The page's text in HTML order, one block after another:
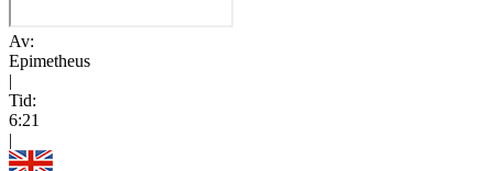
Av:
Epimetheus
|
Tid:
6:21
|